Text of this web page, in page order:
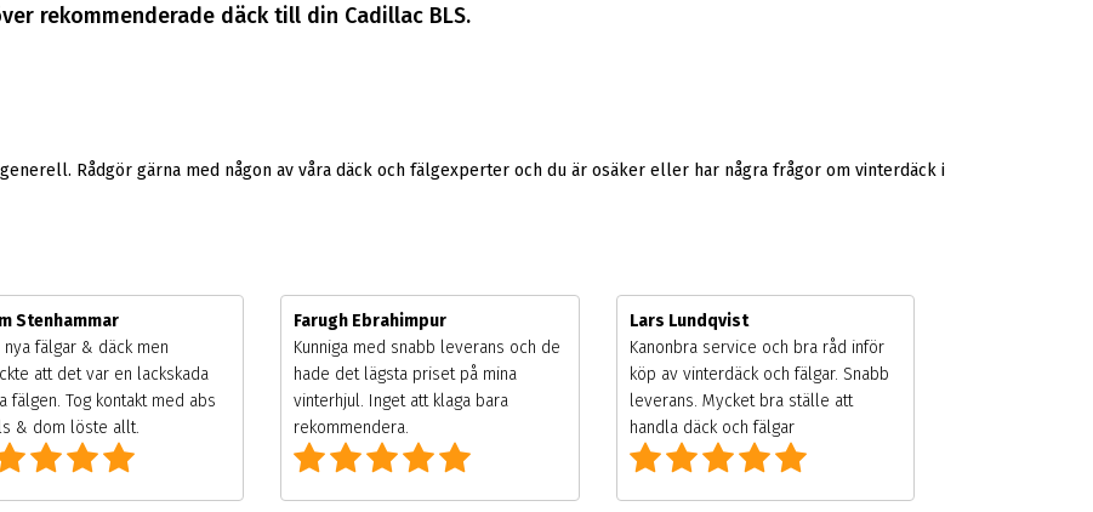
rekommenderade däck till din Cadillac BLS.
Rådgör gärna med någon av våra däck och fälgexperter och du är osäker eller har några frågor om vinterdäck i
Stenhammar
nya fälgar & däck men
att det var en lackskada
fälgen. Tog kontakt med abs
& dom löste allt.
Farugh Ebrahimpur
Kunniga med snabb leverans och de
hade det lägsta priset på mina
vinterhjul. Inget att klaga bara
rekommendera.
Lars Lundqvist
Kanonbra service och bra råd inför
köp av vinterdäck och fälgar. Snabb
leverans. Mycket bra ställe att
handla däck och fälgar